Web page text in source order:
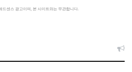
드센스 광고이며, 본 사이트와는 무관합니다.